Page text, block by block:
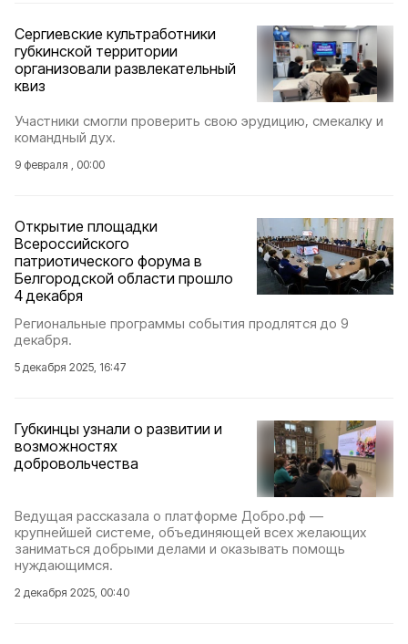
Сергиевские культработники
губкинской территории
организовали развлекательный
квиз
Участники смогли проверить свою эрудицию, смекалку и
командный дух.
9 февраля , 00:00
Открытие площадки
Всероссийского
патриотического форума в
Белгородской области прошло
4 декабря
Региональные программы события продлятся до 9
декабря.
5 декабря 2025, 16:47
Губкинцы узнали о развитии и
возможностях
добровольчества
Ведущая рассказала о платформе Добро.рф —
крупнейшей системе, объединяющей всех желающих
заниматься добрыми делами и оказывать помощь
нуждающимся.
2 декабря 2025, 00:40